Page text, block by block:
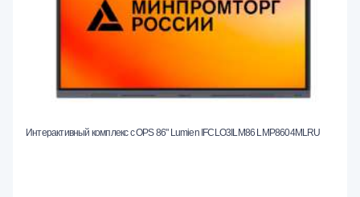
Интерактивный комплекс с OPS 86" Lumien IFCLO3ILM86 LMP8604МLRU